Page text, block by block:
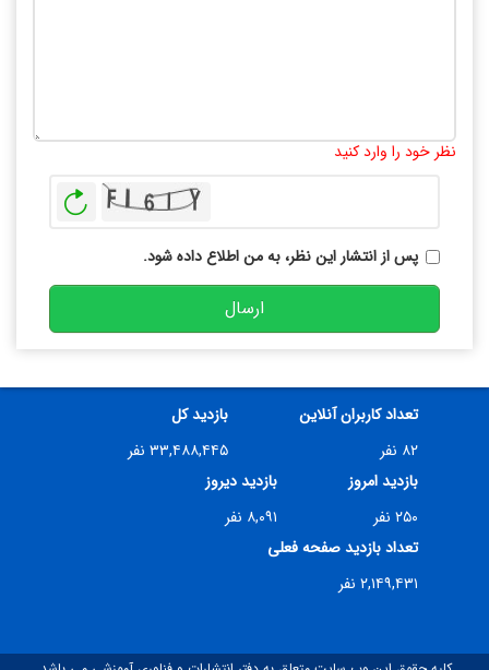
نظر خود را وارد کنید
پس از انتشار این نظر، به من اطلاع داده شود.
ارسال
تعداد کاربران آنلاین
۸۲ نفر
بازدید کل
۳۳,۴۸۸,۴۴۵ نفر
بازدید امروز
۲۵۰ نفر
بازدید دیروز
۸,۰۹۱ نفر
تعداد بازدید صفحه فعلی
۲,۱۴۹,۴۳۱ نفر